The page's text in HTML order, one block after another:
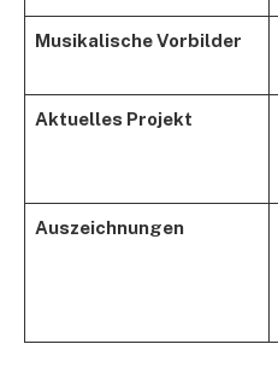
Musikalische Vorbilder
Aktuelles Projekt
Auszeichnungen